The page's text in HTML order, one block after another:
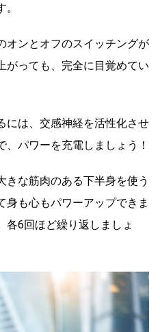
オンとオフのスイッチングが
がっても、完全に目覚めてい
には、交感神経を活性化させ
パワーを充電しましょう！
きな筋肉のある下半身を使う
身も心もパワーアップできま
各6回ほど繰り返しましょ